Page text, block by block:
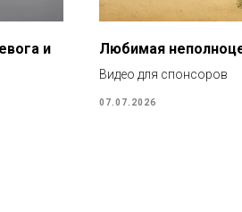
и
Любимая
Видео для спонсоров
07.07.2026